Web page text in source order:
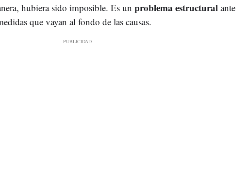
hubiera sido imposible. Es un problema estructuralante
que vayan al fondo de las causas.